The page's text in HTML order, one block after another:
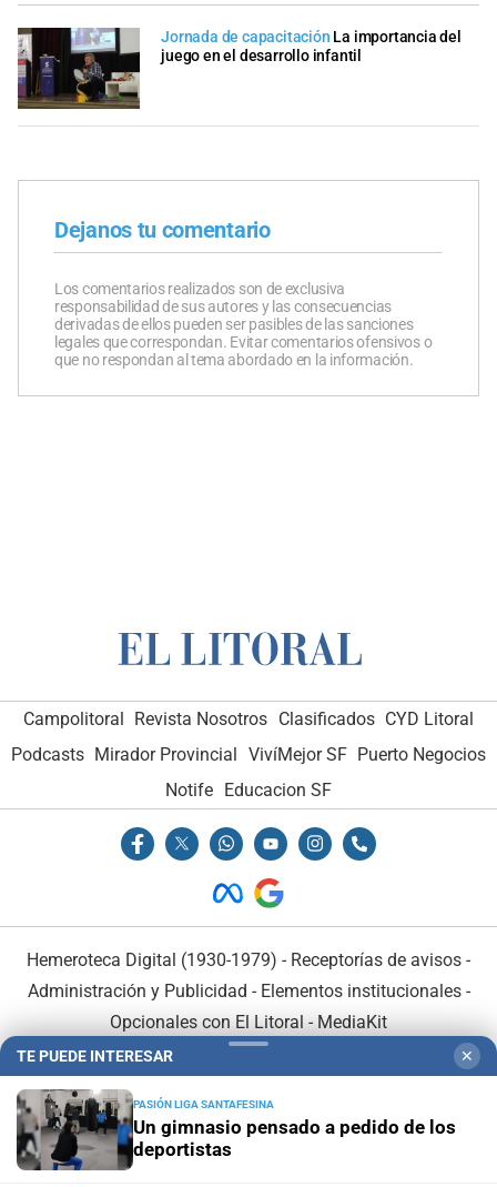
Jornada de capacitación La importancia del
juego en el desarrollo infantil
Dejanos tu comentario
Los comentarios realizados son de exclusiva
responsabilidad de sus autores y las consecuencias
derivadas de ellos pueden ser pasibles de las sanciones
legales que correspondan. Evitar comentarios ofensivos o
que no respondan al tema abordado en la información.
Campolitoral Revista Nosotros Clasificados CYD Litoral
Podcasts Mirador Provincial VivíMejor SF Puerto Negocios
Notife Educacion SF
Hemeroteca Digital (1930-1979) - Receptorías de avisos -
Administración y Publicidad - Elementos institucionales-
Opcionales con El Litoral - MediaKit
TE PUEDE INTERESAR ✕
PASIÓN LIGA SANTAFESINA
Un gimnasio pensado a pedido de los
deportistas